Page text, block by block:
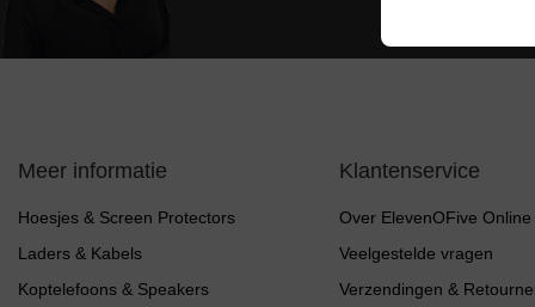
Meer informatie
Hoesjes & Screen Protectors
Laders & Kabels
Koptelefoons & Speakers
Klantenservice
Over ElevenOFive Online
Veelgestelde vragen
Verzendingen &